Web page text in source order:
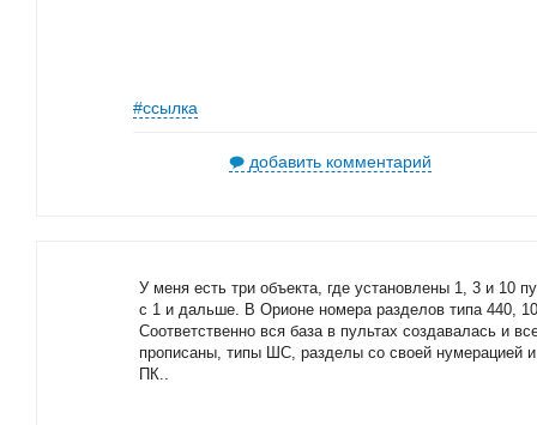
#ссылка
добавить комментарий
У меня есть три объекта, где установлены 1, 3 и 10
с 1 и дальше. В Орионе номера разделов типа 440,
Соответственно вся база в пультах создавалась и
прописаны, типы ШС, разделы со своей нумерацией
ПК..